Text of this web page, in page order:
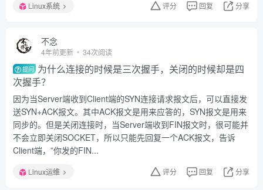
Linux系统 评分 回复 分享
不念
4年前更新 34次阅读
提问 为什么连接的时候是三次握手，关闭的时候却是四
次握手？
因为当Server端收到Client端的SYN连接请求报文后，可以直接发
送SYN+ACK报文。其中ACK报文是用来应答的，SYN报文是用来
同步的。但是关闭连接时，当Server端收到FIN报文时，很可能并
不会立即关闭SOCKET，所以只能先回复一个ACK报文，告诉
Client端，”你发的FIN...
Linux运维 评分 回复 分享